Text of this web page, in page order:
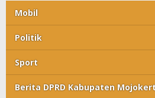
Mobil
Politik
Sport
Berita DPRD Kabupaten